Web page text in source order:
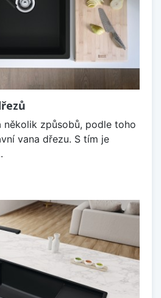
několik způsobů, podle toho
vana dřezu. S tím je